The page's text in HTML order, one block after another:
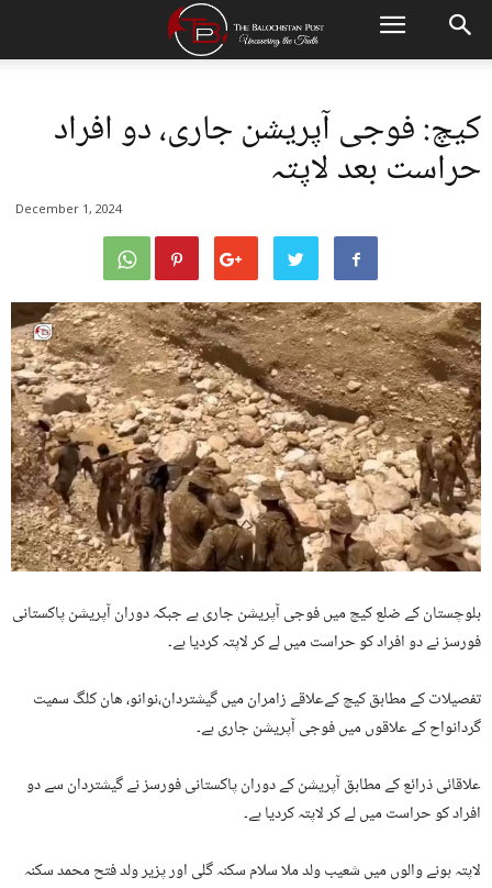
کیچ: فوجی آپریشن جاری، دو افراد
حراست بعد لاپتہ
December 1, 2024
بلوچستان کے ضلع کیچ میں فوجی آپریشن جاری ہے جبکہ دوران آپریشن پاکستانی
فورسز نے دو افراد کو حراست میں لے کر لاپتہ کردیا ہے۔
تفصیلات کے مطابق کیچ کےعلاقے زامران میں گیشتردان،نوانو، ھان کلگ سمیت
گردانواح کے علاقوں میں فوجی آپریشن جاری ہے۔
علاقائی ذرائع کے مطابق آپریشن کے دوران پاکستانی فورسز نے گیشتردان سے دو
افراد کو حراست میں لے کر لاپتہ کردیا ہے۔
لاپتہ ہونے والوں میں شعیب ولد ملا سلام سکنہ گلی اور پزیر ولد فتح محمد سکنہ